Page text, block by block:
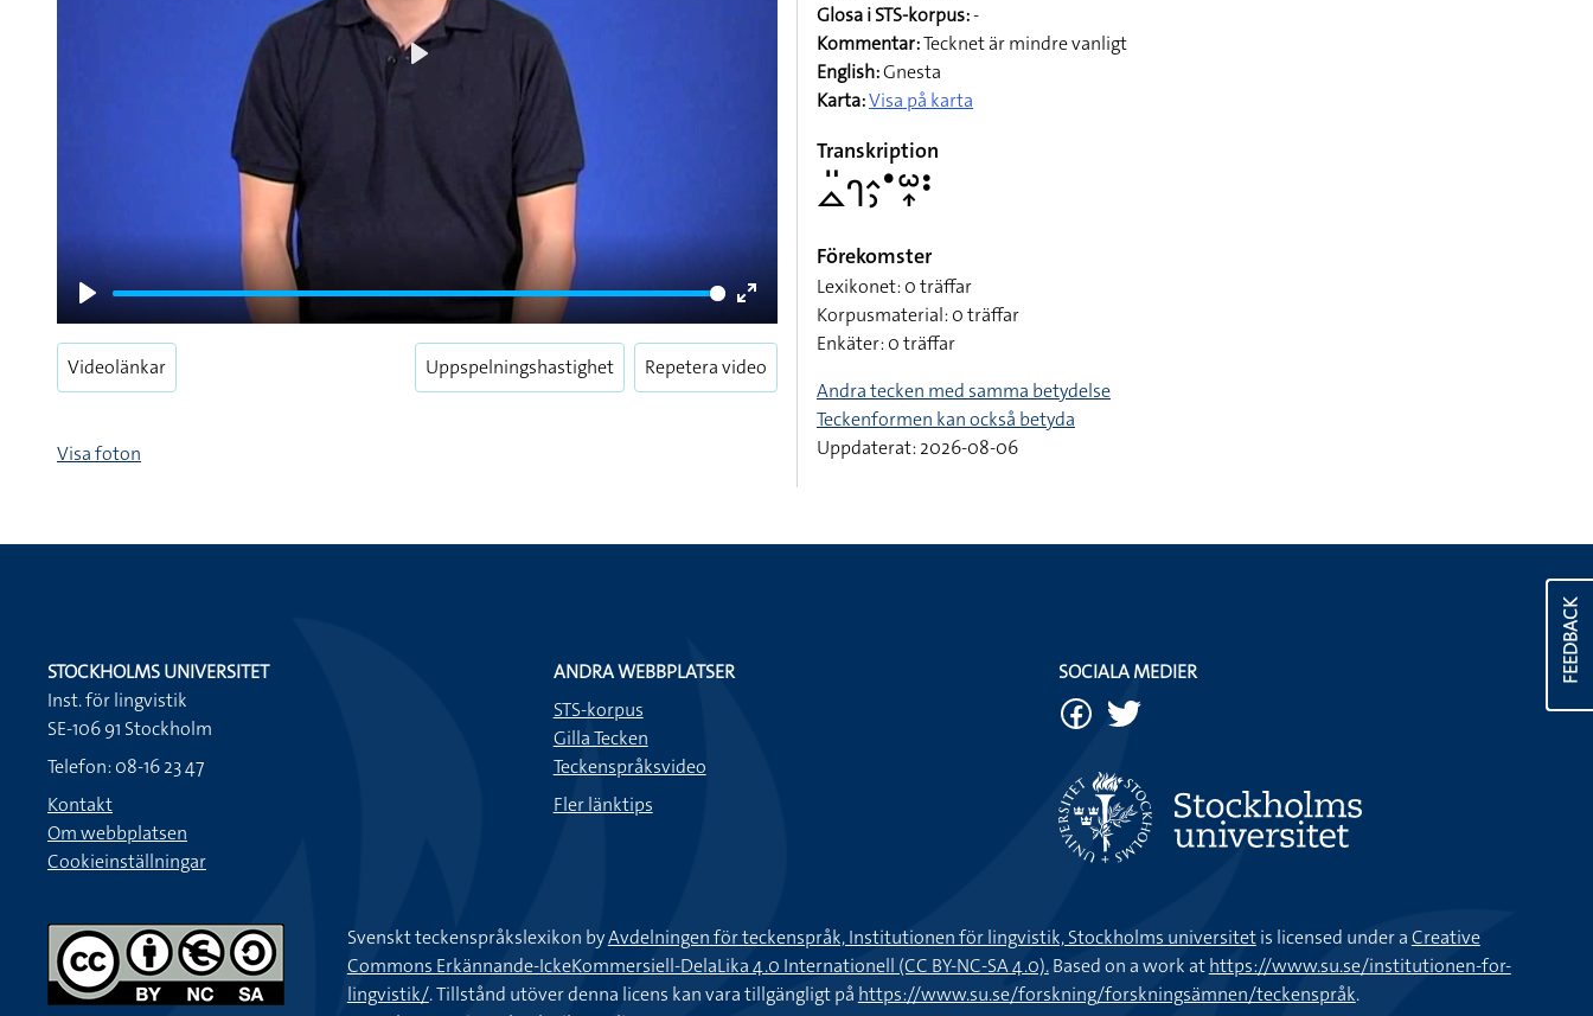
Play
Enter
fullscreen
Videolänkar Uppspelningshastighet Repetera video
Visa foton
Glosa i STS-korpus:-
Kommentar:Tecknet är mindre vanligt
English:Gnesta
Karta:Visa på karta
Transkription
􌤼􌤺􌤪􌤵􌤶􌤟􌥱􌥾􌥻
Förekomster
Lexikonet: 0 träffar
Korpusmaterial: 0 träffar
Enkäter: 0 träffar
Andra tecken med samma betydelse
Teckenformen kan också betyda
Uppdaterat: 2026-08-06
FEEDBACK
STOCKHOLMS UNIVERSITET
Inst. för lingvistik
SE-106 91 Stockholm
Telefon: 08-16 23 47
Kontakt
Om webbplatsen
Cookieinställningar
ANDRA WEBBPLATSER
STS-korpus
Gilla Tecken
Teckenspråksvideo
Fler länktips
SOCIALA MEDIER
Svenskt teckenspråkslexikon byAvdelningen för teckenspråk, Institutionen för lingvistik, Stockholms universitetis licensed under aCreative
Commons Erkännande-IckeKommersiell-DelaLika 4.0 Internationell (CC BY-NC-SA 4.0).Based on a work athttps://www.su.se/institutionen-for-
lingvistik/. Tillstånd utöver denna licens kan vara tillgängligt på https://www.su.se/forskning/forskningsämnen/teckenspråk.